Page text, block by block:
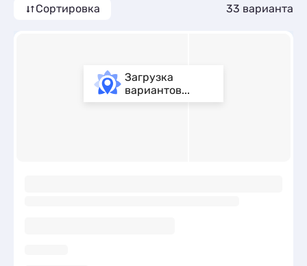
- более 32 вариантов, от 1500 руб, апартаменты с общей
Сортировка 33 варианта
Загрузка
вариантов...